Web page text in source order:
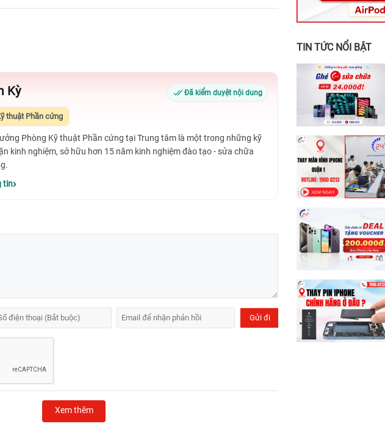
Kỳ Đã kiểm duyệt nội dung
thuật Phần cứng
Phòng Kỹ thuật Phần cứng tại Trung tâm là một trong những kỹ
kinh nghiệm, sở hữu hơn 15 năm kinh nghiệm đào tạo - sửa chữa
tin
Xem thêm
24h Vũng Tàu:
TIN TỨC NỔI BẬT